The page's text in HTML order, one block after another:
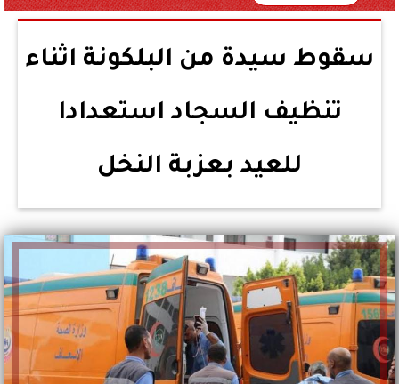
سقوط سيدة من البلكونة اثناء
تنظيف السجاد استعدادا
للعيد بعزبة النخل